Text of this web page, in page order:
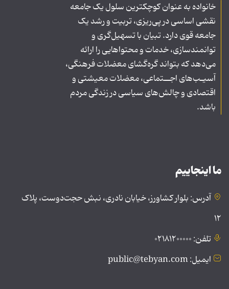
خانواده به عنوان کوچکترین سلول یک جامعه
نقشی اساسی در پی‌ریزی، تربیت و رشد یک
جامعه قوی دارد. تبیان با تسهیل‌گری و
توانمندسازی، خدمات و محتواهایی را ارائه
می‌دهد که بتواند گره‌گشای معضلات فرهنگی،
آسیـب‌های اجــتماعی، معضلات معیشتی و
اقتصادی و چالش‌های سیاسی در زندگی مردم
باشد.
ما اینجاییم
آدرس: بلوار کشاورز، خیابان نادری، نبش حجت‌دوست، پلاک
۱۲
تلفن: ۰۲۱۸۱۲۰۰۰۰۰
ایمیل: public@tebyan.com